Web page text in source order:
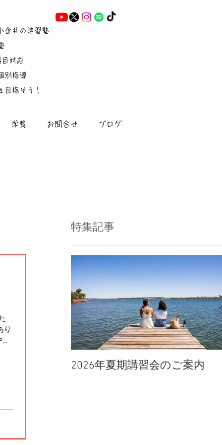
金井の学習塾
目対応
別指導
目指そう！
学費 お問合せ ブログ
特集記事
り
2026年夏期講習会のご案内